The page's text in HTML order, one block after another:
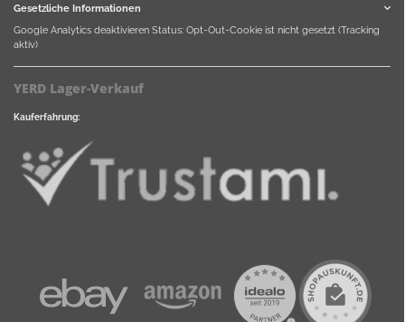
Gesetzliche Informationen
Google Analytics deaktivieren Status: Opt-Out-Cookie ist nicht gesetzt (Tracking
aktiv)
YERD Lager-Verkauf
Kauferfahrung: